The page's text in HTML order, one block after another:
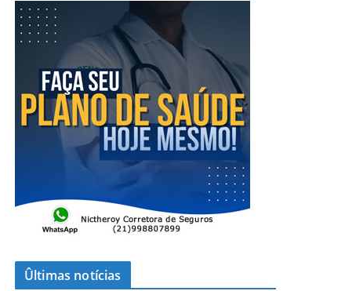
Ûltimas notícias